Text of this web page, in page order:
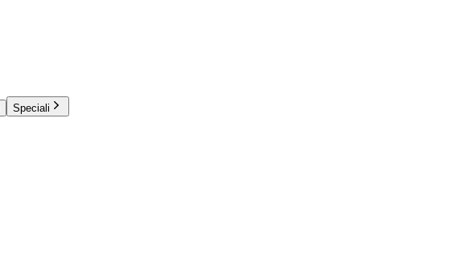
Speciali